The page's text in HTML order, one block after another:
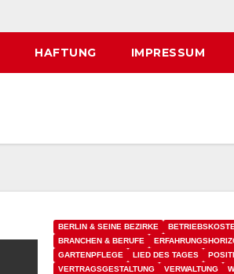
HAFTUNG IMPRESSUM
BERLIN & SEINE BEZIRKE
BRANCHEN & BERUFE
GARTENPFLEGE
LIED DES TAGES
VERTRAGSGESTALTUNG
VERWALTUNG